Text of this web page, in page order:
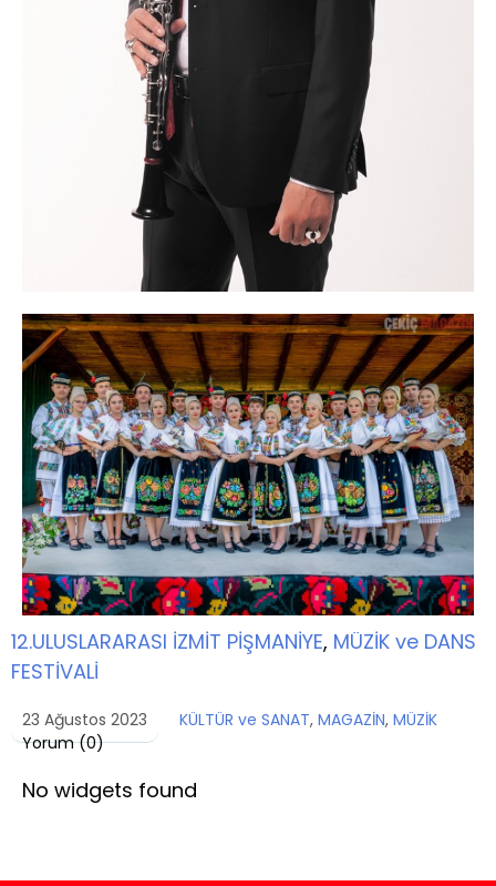
12.ULUSLARARASI İZMİT PİŞMANİYE, MÜZİK ve DANS
FESTİVALİ
23 Ağustos 2023 KÜLTÜR ve SANAT, MAGAZİN, MÜZİK
Yorum (0)
No widgets found